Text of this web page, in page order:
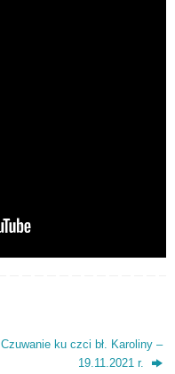
Czuwanie ku czci bł. Karoliny –
19.11.2021 r.